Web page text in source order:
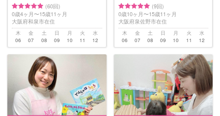
(60回)
0歳4ヶ月〜15歳11ヶ月
大阪府和泉市在住
木
06
金
07
土
08
日
09
月
10
火
11
水
12
(9回)
0歳10ヶ月〜15歳11ヶ月
大阪府泉佐野市在住
木
06
金
07
土
08
日
09
月
10
火
11
水
12